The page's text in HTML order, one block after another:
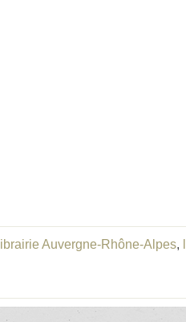
librairie Auvergne-Rhône-Alpes,